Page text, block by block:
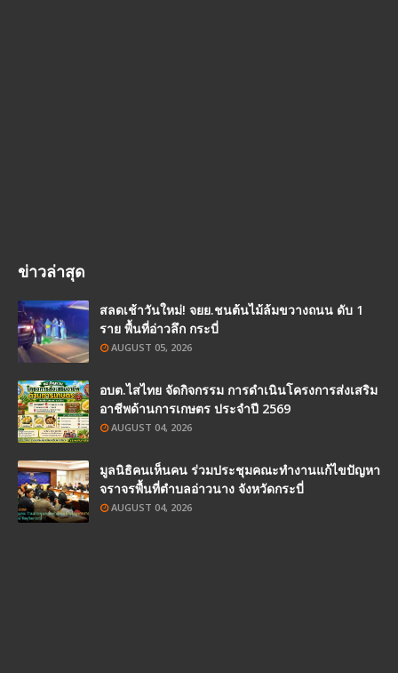
ข่าวล่าสุด
สลดเช้าวันใหม่! จยย.ชนต้นไม้ล้มขวางถนน ดับ 1
ราย พื้นที่อ่าวลึก กระบี่
AUGUST 05, 2026
อบต.ไสไทย จัดกิจกรรม การดำเนินโครงการส่งเสริม
อาชีพด้านการเกษตร ประจำปี 2569
AUGUST 04, 2026
มูลนิธิคนเห็นคน ร่วมประชุมคณะทำงานแก้ไขปัญหา
จราจรพื้นที่ตำบลอ่าวนาง จังหวัดกระบี่
AUGUST 04, 2026